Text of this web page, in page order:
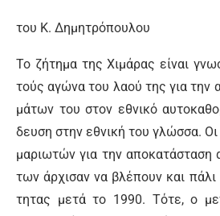
του Κ. Δημητρόπουλου
Το ζή­τη­μα της Χι­μά­ρας εί­ναι
τούς α­γώ­να του λα­ού της για την
μά­των του στον ε­θνι­κό
δευ­ση στην ε­θνι­κή του γλώσ­σα.
μα­ριω­τών για την
των άρ­χι­σαν να βλέ­πουν και
τη­τας με­τά το 1990. Τό­τε, ο